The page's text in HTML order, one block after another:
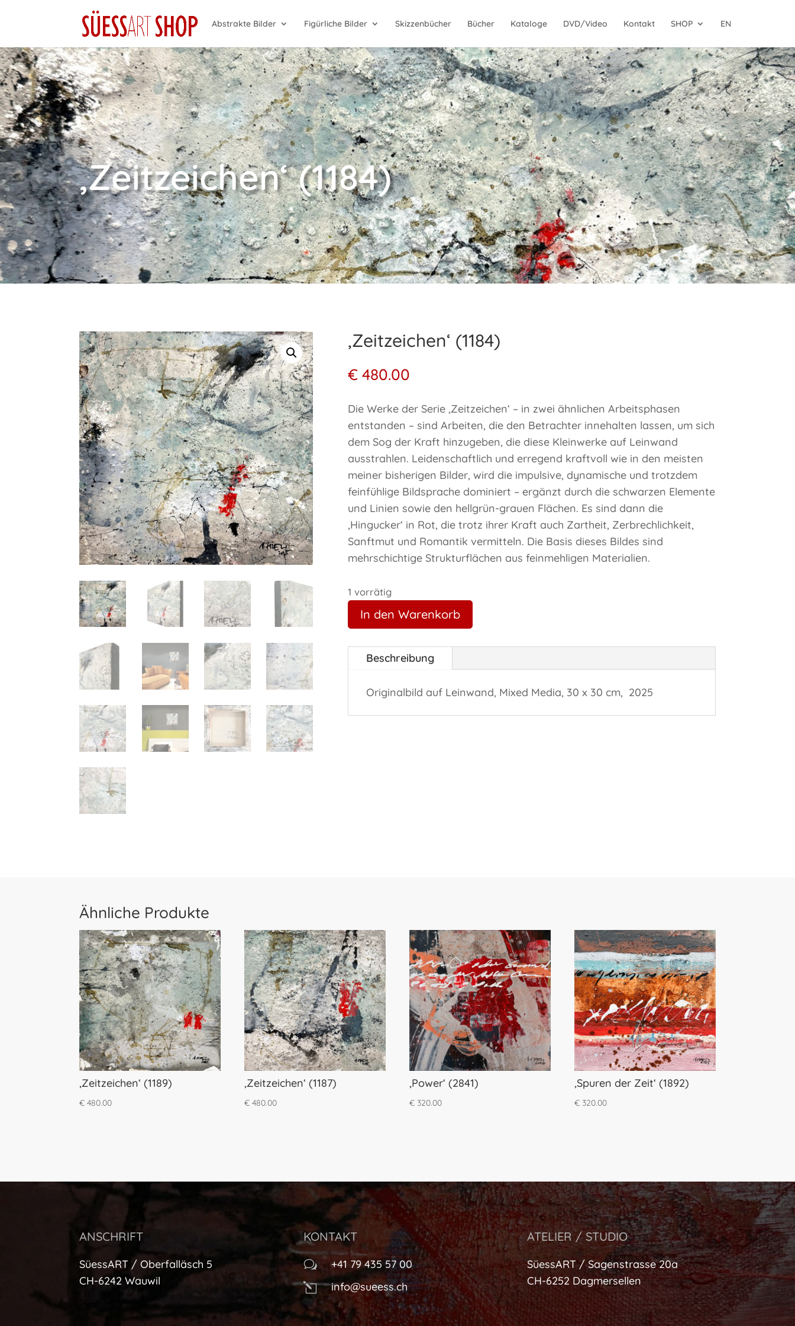
Abstrakte Bilder Figürliche Bilder Skizzenbücher Bücher Kataloge DVD/Video Kontakt SHOP EN
‚Zeitzeichen‘ (1184)
‚Zeitzeichen‘ (1184)
€ 480.00
Die Werke der Serie ‚Zeitzeichen‘ – in zwei ähnlichen Arbeitsphasen
entstanden – sind Arbeiten, die den Betrachter innehalten lassen, um sich
dem Sog der Kraft hinzugeben, die diese Kleinwerke auf Leinwand
ausstrahlen. Leidenschaftlich und erregend kraftvoll wie in den meisten
meiner bisherigen Bilder, wird die impulsive, dynamische und trotzdem
feinfühlige Bildsprache dominiert – ergänzt durch die schwarzen Elemente
und Linien sowie den hellgrün-grauen Flächen. Es sind dann die
‚Hingucker‘ in Rot, die trotz ihrer Kraft auch Zartheit, Zerbrechlichkeit,
Sanftmut und Romantik vermitteln. Die Basis dieses Bildes sind
mehrschichtige Strukturflächen aus feinmehligen Materialien.
1 vorrätig
In den Warenkorb
Beschreibung
Originalbild auf Leinwand, Mixed Media, 30 x 30 cm, 2025
Ähnliche Produkte
‚Zeitzeichen‘ (1189)
€ 480.00
‚Zeitzeichen‘ (1187)
€ 480.00
‚Power‘ (2841)
€ 320.00
‚Spuren der Zeit‘ (1892)
€ 320.00
ANSCHRIFT
SüessART / Oberfalläsch 5
CH-6242 Wauwil
KONTAKT
w +41 79 435 57 00
l info@sueess.ch
ATELIER / STUDIO
SüessART / Sagenstrasse 20a
CH-6252 Dagmersellen